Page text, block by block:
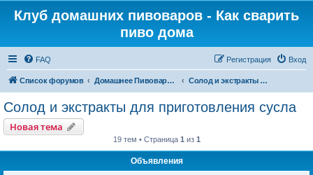
Клуб домашних пивоваров - Как cварить
пиво дома
FAQ Вход
Регистрация
Список форумов Домашнее Пивоварение - Минск Беларусь Солод и экстракты для приготовления сусла
Солод и экстракты для приготовления сусла
Новая тема
19 тем • Страница 1 из 1
Объявления